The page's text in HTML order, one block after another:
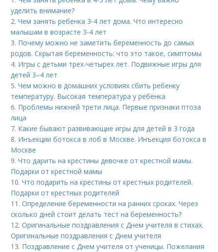
уделить внимание?
2.Чем занять ребенка 3-4 лет дома. Что интересно
малышам в возрасте 3-4 лет
3. Почему можно не заметить беременность до самых
родов. Скрытая беременность: что это такое, симптомы
4. Игры с детьми трех-четырех лет. Подвижные игры для
детей 3–4 лет
5.Чем можно в домашних условиях сбить ребенку
температуру. Высокая температура у ребенка
6. Проблемы нижней трети лица. Первые признаки птоза
лица
7. Какие бывают развивающие игры для детей в 3 года
8. Инъекции ботокса в лоб в Москве. Инъекция ботокса в
Москве
9.Что дарить на крестины девочке от крестной мамы.
Подарки от крестной мамы
10.Что подарить на крестины от крестных родителей.
Подарки от крестных родителей
11.Определение беременности на ранних сроках. Через
сколько дней стоит делать тест на беременность?
12.Оригинальные поздравления с Днем учителя в стихах.
Оригинальные поздравления с Днем учителя
13. Поздравление с Днем учителя от ученицы. Пожелания